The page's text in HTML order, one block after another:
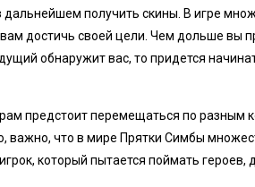
получить скины. В игре
достичь своей цели. Чем дольше вы
обнаружит вас, то придется
предстоит перемещаться по разным
важно, что в мире Прятки Симбы
который пытается поймать героев,